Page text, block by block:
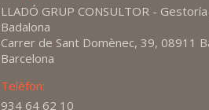
LLADÓ GRUP CONSULTOR -
Badalona
Carrer de Sant Domènec, 39, 08911
Barcelona
Telèfon:
934 64 62 10